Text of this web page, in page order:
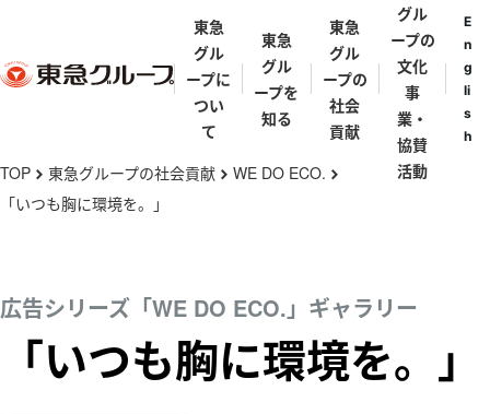
メ
イ
ン
テ
東急
グル
ープに
つい
て
プの事業
プ会社・団
体一覧
プパンフレ
東急
グル
ープを
知る
いた人々
渋沢栄一・矢
野恒太・小林
田園調布
東急
グル
ープの
社会
貢献
五島育英会
とうきゅうキ
ッズプログラ
東急会
グル
ープの
文化
事
業・
協賛
活動
E
n
g
li
s
h
TOP chevron_right 東急グループの社会貢献 chevron_right WE DO ECO. chevron_right
「いつも胸に環境を。」
広告シリーズ「WE DO ECO.」ギャラリー
「いつも胸に環境を。」